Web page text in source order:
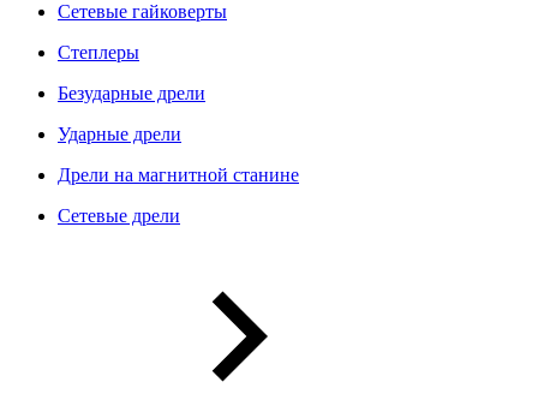
Сетевые гайковерты
Степлеры
Безударные дрели
Ударные дрели
Дрели на магнитной станине
Сетевые дрели